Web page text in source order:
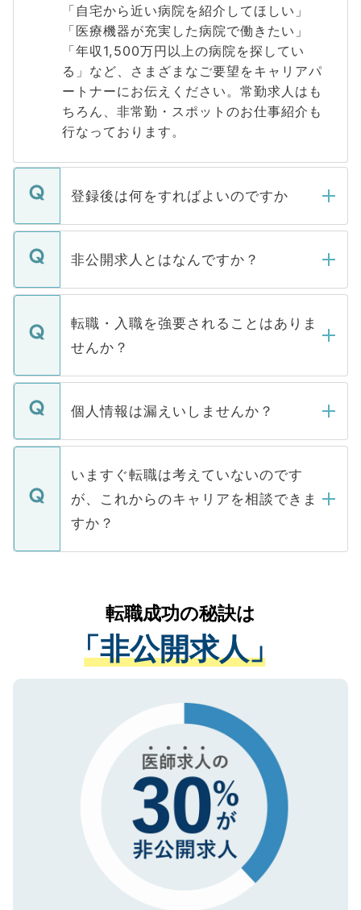
「自宅から近い病院を紹介してほしい」
「医療機器が充実した病院で働きたい」
「年収1,500万円以上の病院を探してい
る」など、さまざまなご要望をキャリアパ
ートナーにお伝えください。常勤求人はも
ちろん、非常勤・スポットのお仕事紹介も
行なっております。
登録後は何をすればよいのですか
ご登録いただきましたら、弊社担当者がご
登録内容を確認し、その後メールもしくは
ます。通常、5営業日以内にはご連絡をせて
いただきますので、しばらくお待ちくださ
非公開求人とはなんですか？
マイナビDOCTORで取り扱っている求人の
うち約3割は、Webサイトからご覧いただ
けない「非公開求人」です。非公開求人は
下記の理由によって、一般には公開してい
ません。
■応募殺到を避けるため 人気のある医療機
関を公にしてしまうと、応募が殺到する場
に、医療機関が求める条件に合った人材の
みを人材紹介会社に依頼するケースが増え
ています。
転職・入職を強要されることはありま
せんか？
転職・入職を強要することは一切ありませ
ん。また、仮に応募先から内定をいただい
定を承諾する必要はありません。内定先へ
の辞退の連絡はキャリアパートナーが行い
個人情報は漏えいしませんか？
個人情報が漏えいすることはありませんの
で、ご安心ください。当サイトからの登録
などで収集したご登録者様の個人情報は、
ご本人のキャリアアップおよび転職活動の
支援を目的に使用いたします。お預かりし
ているすべての個人データはご本人の許可
は、個人情報の取り扱いについての厳密な
管理基準を満たした事業者のみに付与され
る、プライバシーマークを取得済みです。
で、機密保持に関してもご安心ください。
いますぐ転職は考えていないのです
が、これからのキャリアを相談できま
すか？
かがいして、現在の医療機関の状況や紹介
経験をまじえながら、適切なアドバイスを
させていただきます。すぐにご転職をされ
ない方には、長期的なサポートが可能です
ので、まずはご登録ください。
転職成功の秘訣は
「非公開求人」